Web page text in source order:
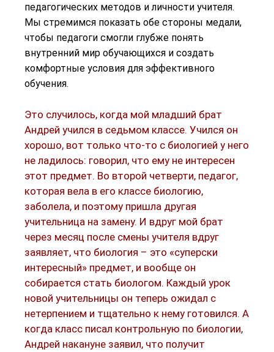
педагогических методов и личности учителя.
Мы стремимся показать обе стороны медали,
чтобы педагоги смогли глубже понять
внутренний мир обучающихся и создать
комфортные условия для эффективного
обучения.
Это случилось, когда мой младший брат
Андрей учился в седьмом классе. Учился он
хорошо, вот только что-то с биологией у него
не ладилось: говорил, что ему не интересен
этот предмет. Во второй четверти, педагог,
которая вела в его классе биологию,
заболела, и поэтому пришла другая
учительница на замену. И вдруг мой брат
через месяц после смены учителя вдруг
заявляет, что биология – это «суперски
интересный» предмет, и вообще он
собирается стать биологом. Каждый урок
новой учительницы он теперь ожидал с
нетерпением и тщательно к нему готовился. А
когда класс писал контрольную по биологии,
Андрей накануне заявил, что получит